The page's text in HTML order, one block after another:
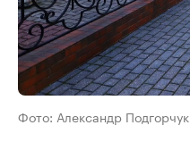
Фото: Александр Подгорчук